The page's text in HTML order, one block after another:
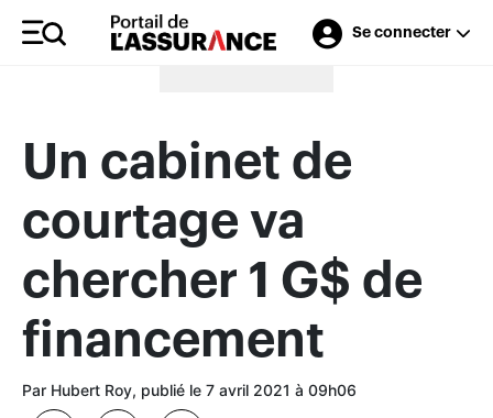
Se connecter
Merci à nos annonceurs
Un cabinet de
courtage va
chercher 1 G$ de
financement
Par Hubert Roy, publié le 7 avril 2021 à 09h06